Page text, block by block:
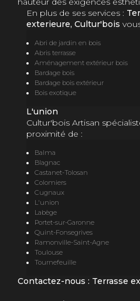
En plus de ses services :
exterieure, Cultur'bois
Abri de jardin en bois
Abris terrasse
Aménagement extérieur bois
Bardage bois
Bardage bois extérieur
Bois exotique
L'union
Cultur'bois Artisan
proximité de :
Balma
Blagnac
Castanet-Tolosan
Colomiers
Cugnaux
L'union
Labège
Portet-sur-Garonne
Quint-Fonsegrives
Ramonville-Saint-Agne
Toulouse
Tournefeuille
Contactez-nous : Terrasse